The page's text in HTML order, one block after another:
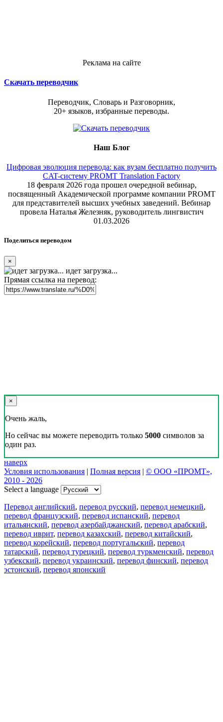
Реклама на сайте
Скачать переводчик
Переводчик, Словарь и Разговорник,
20+ языков, избранные переводы.
Наш Блог
Цифровая эволюция перевода: как вузам бесплатно получить
CAT-систему PROMT Translation Factory
18 февраля 2026 года прошел очередной вебинар,
посвященный Академической программе компании PROMT
для представителей высших учебных заведений. Вебинар
провела Наталья Железняк, руководитель лингвистич
01.03.2026
Поделиться переводом
×
идет загрузка...
Прямая ссылка на перевод:
×
Очень жаль,
Но сейчас вы можете переводить только 5000 символов за
один раз.
наверх
Условия использования | Полная версия | © ООО «ПРОМТ»,
2010 - 2026
Select a language
Перевод английский, перевод русский, перевод немецкий,
перевод французский, перевод испанский, перевод
итальянский, перевод азербайджанский, перевод арабский,
перевод иврит, перевод казахский, перевод китайский,
перевод корейский, перевод португальский, перевод
татарский, перевод турецкий, перевод туркменский, перевод
узбекский, перевод украинский, перевод финский, перевод
эстонский, перевод японский